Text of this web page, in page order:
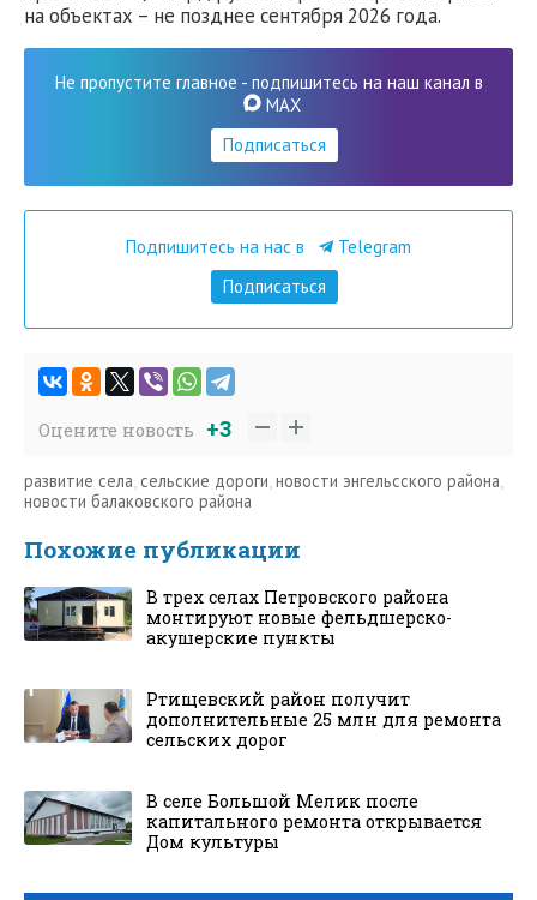
на объектах – не позднее сентября 2026 года.
Не пропустите главное - подпишитесь на наш канал в
MAX
Подписаться
Подпишитесь на нас в
Telegram
Подписаться
Оцените новость +3
развитие села, сельские дороги,новости энгельсского района,
новости балаковского района
Похожие публикации
В трех селах Петровского района
монтируют новые фельдшерско-
акушерские пункты
Ртищевский район получит
дополнительные 25 млн для ремонта
сельских дорог
В селе Большой Мелик после
капитального ремонта открывается
Дом культуры